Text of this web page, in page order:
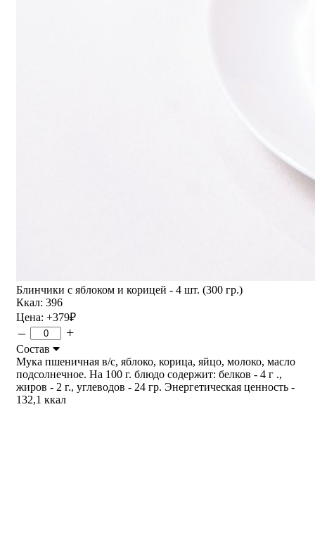
Блинчики с яблоком и корицей - 4 шт. (300 гр.)
Ккал: 396
Цена: +379₽
– +
Состав
Мука пшеничная в/с, яблоко, корица, яйцо, молоко, масло
подсолнечное. На 100 г. блюдо содержит: белков - 4 г .,
жиров - 2 г., углеводов - 24 гр. Энергетическая ценность -
132,1 ккал